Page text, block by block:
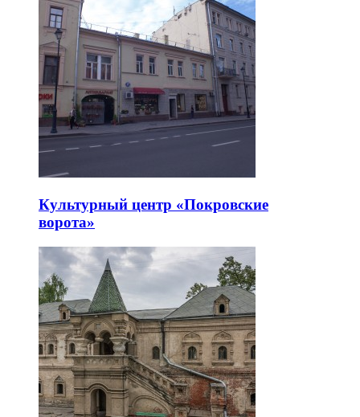
Культурный центр «Покровские
ворота»